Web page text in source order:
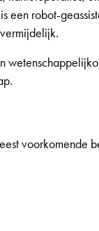
een robot-
voorkomende